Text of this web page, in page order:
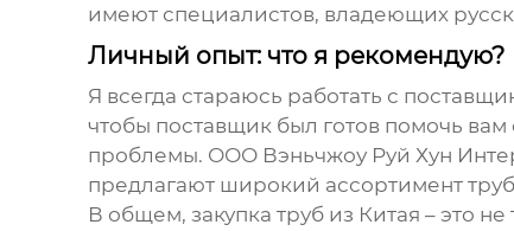
имеют специалистов, владеющих
Личный опыт: что я рекомендую?
Я всегда стараюсь работать с
чтобы поставщик был готов помочь
проблемы. ООО Вэньчжоу Руй Хун
предлагают широкий ассортимент труб
В общем, закупка труб из Китая – это